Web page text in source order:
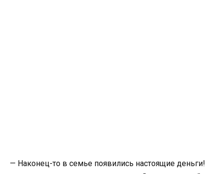
— Наконец-то в семье появились настоящие деньги!